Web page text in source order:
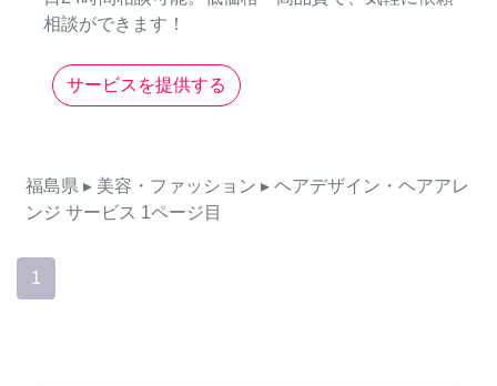
相談ができます！
サービスを提供する
福島県 ▸ 美容・ファッション ▸ ヘアデザイン・ヘアアレ
ンジ サービス 1ページ目
1